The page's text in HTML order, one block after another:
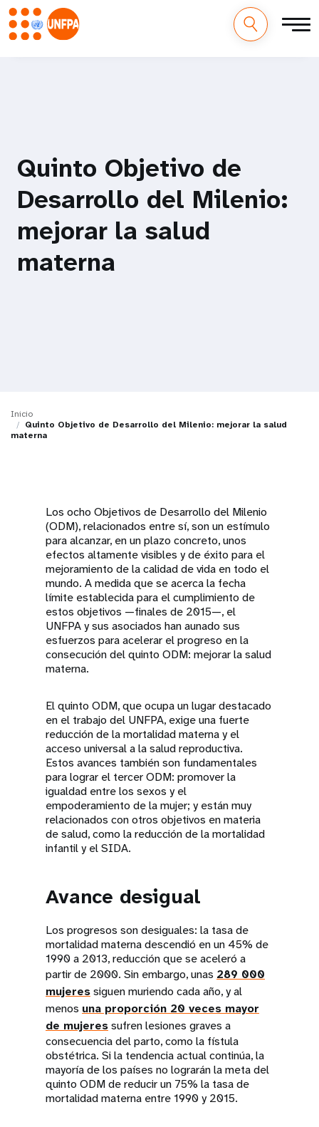
o
n
Quinto Objetivo de
Desarrollo del Milenio:
mejorar la salud
materna
Inicio
Quinto Objetivo de Desarrollo del Milenio: mejorar la salud
materna
Los ocho Objetivos de Desarrollo del Milenio
(ODM), relacionados entre sí, son un estímulo
para alcanzar, en un plazo concreto, unos
efectos altamente visibles y de éxito para el
mejoramiento de la calidad de vida en todo el
mundo. A medida que se acerca la fecha
límite establecida para el cumplimiento de
estos objetivos —finales de 2015—, el
UNFPA y sus asociados han aunado sus
esfuerzos para acelerar el progreso en la
consecución del quinto ODM: mejorar la salud
materna.
El quinto ODM, que ocupa un lugar destacado
en el trabajo del UNFPA, exige una fuerte
reducción de la mortalidad materna y el
acceso universal a la salud reproductiva.
Estos avances también son fundamentales
para lograr el tercer ODM: promover la
igualdad entre los sexos y el
empoderamiento de la mujer; y están muy
relacionados con otros objetivos en materia
de salud, como la reducción de la mortalidad
infantil y el SIDA.
Avance desigual
Los progresos son desiguales: la tasa de
mortalidad materna descendió en un 45% de
1990 a 2013, reducción que se aceleró a
partir de 2000. Sin embargo, unas 289 000
mujeressiguen muriendo cada año, y al
menos una proporción 20 veces mayor
de mujeressufren lesiones graves a
consecuencia del parto, como la fístula
obstétrica. Si la tendencia actual continúa, la
mayoría de los países no lograrán la meta del
quinto ODM de reducir un 75% la tasa de
mortalidad materna entre 1990 y 2015.